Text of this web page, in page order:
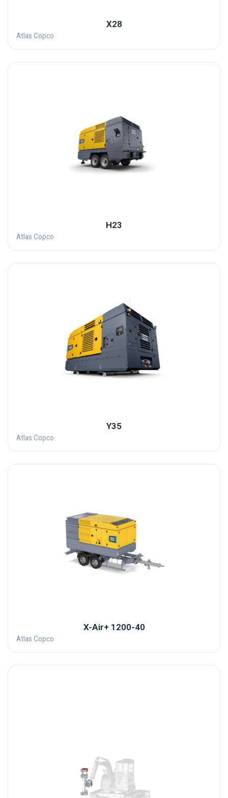
X28
Atlas Copco
H23
Atlas Copco
Y35
Atlas Copco
X-Air+ 1200-40
Atlas Copco